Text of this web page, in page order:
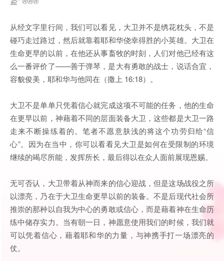
从经文字里行间，我们可以看见，大卫并不是绣花枕头，不是
碰巧走过路过，然后就靠着耶和华侥幸得胜的小英雄。大卫在
生命更早的以前，在他还从事畜牧的时刻，人们对他已经有这
么一番评价了——善于弹琴，是大有勇敢的战士，说话合宜，
容貌俊美，耶和华与他同在（撒上 16:18）。
大卫不是单单只凭着信心就完成这项不可能的任务，他的生命
在更早以前，神藉着不同的层面装备大卫，这些都是大卫一路
走来不断操练着的。笔者不愿意肤浅的将这个功劳归给“信
心”。因为在当中，你可以看看见大卫是如何在受限制的环境
继续的竭尽所能，发挥所长，最后得以在众人面前展现恩赐。
无可否认，大卫带着从神而来的信心迎战，但是这场战役之所
以漂亮，乃在于大卫生命更早以前的装备。不是后现代社会所
推崇的那种以自我为中心的勇敢或信心，而是藉着神在生命历
练中储存实力。当有朝一日，神愿意使用我们的时候，我们就
可以凭着信心，藉着耶和华的力量，与神携手打一场漂亮的
仗。